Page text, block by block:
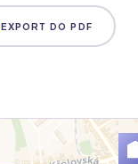
EXPORT DO PDF